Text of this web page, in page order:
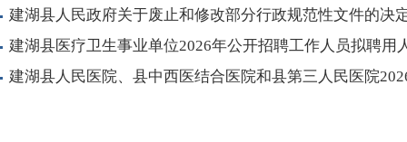
建湖县人民政府关于废止和修改部分行政规范性文件的决
建湖县医疗卫生事业单位2026年公开招聘工作人员拟聘用
建湖县人民医院、县中西医结合医院和县第三人民医院